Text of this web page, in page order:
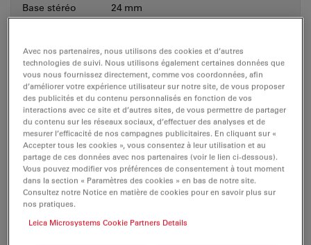
Base stéréo 24 mm
Objectifs
à f = 400 mm
Objectifs pour mise au point fine, f =
200, 250, 300 mm
Objectif MultiFoc avec distance de
travail variable de 200 mm à 300 mm
Oculaire
10 × 21B, 12.5 × 17B, 8.33 × 22B, 10 ×
Avec nos partenaires, nous utilisons des cookies et d’autres
technologies de suivi. Nous utilisons également certaines données que
vous nous fournissez directement, comme vos coordonnées, afin
d’améliorer votre expérience utilisateur sur notre site, de vous proposer
des publicités et du contenu personnalisés en fonction de vos
interactions avec ce site et d’autres sites, de vous permettre de partager
du contenu sur les réseaux sociaux, d’effectuer des analyses et de
mesurer l’efficacité de nos campagnes publicitaires. En cliquant sur «
Accepter tous les cookies », vous consentez à leur utilisation et au
partage de ces données avec nos partenaires (voir le lien ci-dessous).
Vous pouvez modifier vos préférences de consentement à tout moment
dans la section « Paramètres des cookies » en bas de notre site.
Consultez notre Notice en matière de cookies pour en savoir plus sur
nos pratiques.
Leica Microsystems Cookie Partners Details